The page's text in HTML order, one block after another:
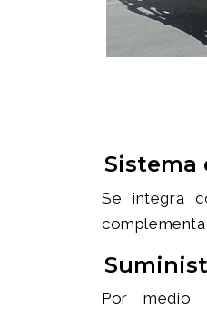
Sistema
Se integra
Por medio